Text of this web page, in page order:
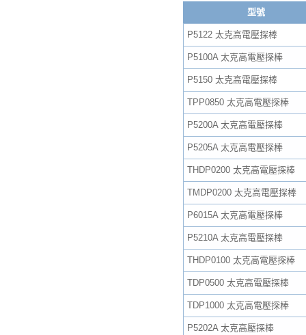
型號
P5122 太克高電壓探棒
P5100A 太克高電壓探棒
P5150 太克高電壓探棒
TPP0850 太克高電壓探棒
P5200A 太克高電壓探棒
P5205A 太克高電壓探棒
THDP0200 太克高電壓探棒
TMDP0200 太克高電壓探棒
P6015A 太克高電壓探棒
P5210A 太克高電壓探棒
THDP0100 太克高電壓探棒
TDP0500 太克高電壓探棒
TDP1000 太克高電壓探棒
P5202A 太克高壓探棒